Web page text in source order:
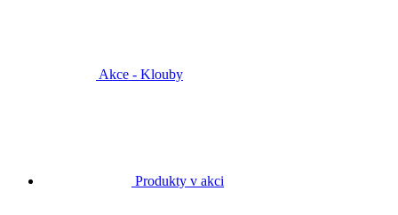
Akce - Klouby
Produkty v akci